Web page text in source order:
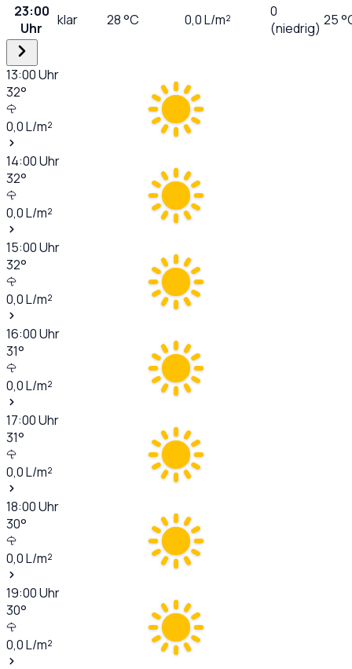
23:00
Uhr
klar 28°C 0,0L/m²
0
(niedrig) 25
13:00Uhr
32°
0,0L/m²
14:00Uhr
32°
0,0L/m²
15:00Uhr
32°
0,0L/m²
16:00Uhr
31°
0,0L/m²
17:00Uhr
31°
0,0L/m²
18:00Uhr
30°
0,0L/m²
19:00Uhr
30°
0,0L/m²